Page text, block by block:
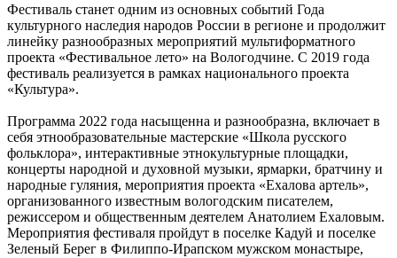
Фестиваль станет одним из основных событий Года
культурного наследия народов России в регионе и продолжит
линейку разнообразных мероприятий мультиформатного
проекта «Фестивальное лето» на Вологодчине. С 2019 года
фестиваль реализуется в рамках национального проекта
«Культура».
Программа 2022 года насыщенна и разнообразна, включает в
себя этнообразовательные мастерские «Школа русского
фольклора», интерактивные этнокультурные площадки,
концерты народной и духовной музыки, ярмарки, братчину и
народные гуляния, мероприятия проекта «Ехалова артель»,
организованного известным вологодским писателем,
режиссером и общественным деятелем Анатолием Ехаловым.
Мероприятия фестиваля пройдут в поселке Кадуй и поселке
Зеленый Берег в Филиппо-Ирапском мужском монастыре,